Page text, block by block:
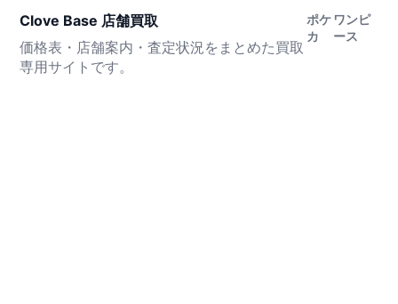
Clove Base 店舗買取
価格表・店舗案内・査定状況をまとめた買取
専用サイトです。
ポケ
カ
ワンピ
ース